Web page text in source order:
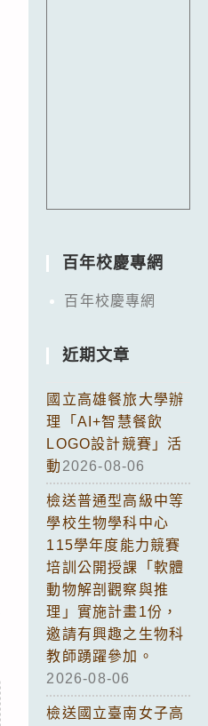
百年校慶專網
百年校慶專網
近期文章
國立高雄餐旅大學辦
理「AI+智慧餐飲
LOGO設計競賽」活
動 2026-08-06
檢送普通型高級中等
學校生物學科中心
115學年度能力競賽
培訓公開授課「軟體
動物解剖觀察與推
理」實施計畫1份，
邀請有興趣之生物科
教師踴躍參加。
2026-08-06
檢送國立臺南女子高